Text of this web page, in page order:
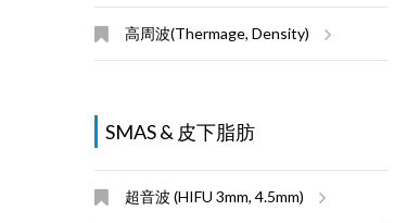
高周波(Thermage, Density)
SMAS & 皮下脂肪
超音波 (HIFU 3mm, 4.5mm)